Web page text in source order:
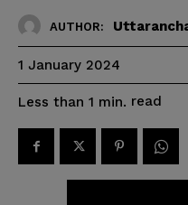
AUTHOR:
1 January 2024
Less than 1 min. read